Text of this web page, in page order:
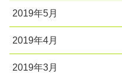
2019年5月
2019年4月
2019年3月